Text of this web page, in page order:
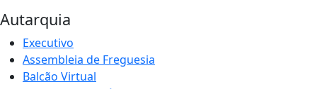
Autarquia
Executivo
Assembleia de Freguesia
Balcão Virtual